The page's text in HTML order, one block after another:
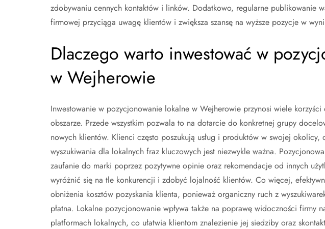
zdobywaniu cennych kontaktów i linków. Dodatkowo, regularne publikowanie
firmowej przyciąga uwagę klientów i zwiększa szansę na wyższe pozycje w
Dlaczego warto inwestować w
w Wejherowie
Inwestowanie w pozycjonowanie lokalne w Wejherowie przynosi wiele
obszarze. Przede wszystkim pozwala to na dotarcie do konkretnej grupy
nowych klientów. Klienci często poszukują usług i produktów w swojej
wyszukiwania dla lokalnych fraz kluczowych jest niezwykle ważna.
zaufanie do marki poprzez pozytywne opinie oraz rekomendacje od innych
wyróżnić się na tle konkurencji i zdobyć lojalność klientów. Co więcej,
obniżenia kosztów pozyskania klienta, ponieważ organiczny ruch z
płatna. Lokalne pozycjonowanie wpływa także na poprawę widoczności firmy
platformach lokalnych, co ułatwia klientom znalezienie jej siedziby oraz